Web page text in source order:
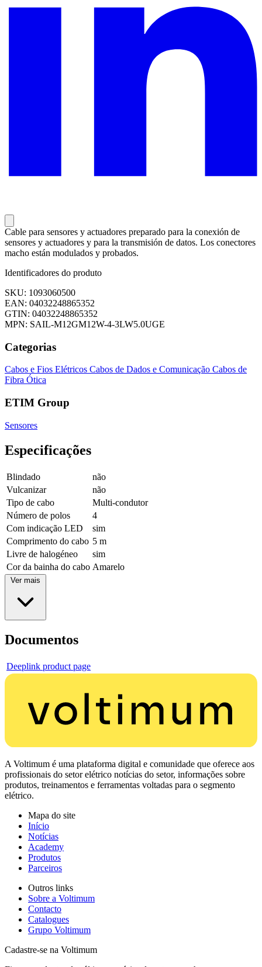
Cable para sensores y actuadores preparado para la conexión de
sensores y actuadores y para la transmisión de datos. Los conectores
macho están modulados y probados.
Identificadores do produto
SKU: 1093060500
EAN: 04032248865352
GTIN: 04032248865352
MPN: SAIL-M12GM12W-4-3LW5.0UGE
Categorias
Cabos e Fios Elétricos Cabos de Dados e Comunicação Cabos de
Fibra Ótica
ETIM Group
Sensores
Especificações
Blindado
não
Vulcanizar
não
Tipo de cabo
Multi-condutor
Número de polos
4
Com indicação LED
sim
Comprimento do cabo 5 m
Livre de halogéneo
sim
Cor da bainha do cabo Amarelo
Ver mais
Documentos
Deeplink product page
A Voltimum é uma plataforma digital e comunidade que oferece aos
profissionais do setor elétrico notícias do setor, informações sobre
produtos, treinamentos e ferramentas voltadas para o segmento
elétrico.
Mapa do site
Início
Notícias
Academy
Produtos
Parceiros
Outros links
Sobre a Voltimum
Contacto
Catalogues
Grupo Voltimum
Cadastre-se na Voltimum